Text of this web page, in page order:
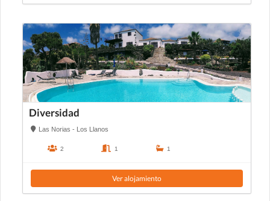
Diversidad
Las Norias - Los Llanos
2 1 1
Ver alojamiento